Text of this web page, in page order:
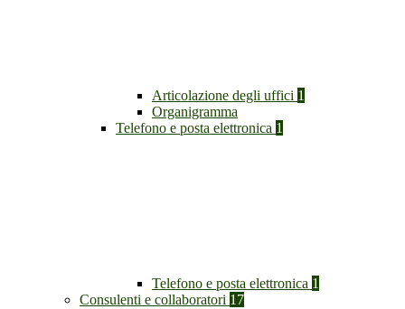
Articolazione degli uffici 1
Organigramma
Telefono e posta elettronica 1
Telefono e posta elettronica 1
Consulenti e collaboratori 17